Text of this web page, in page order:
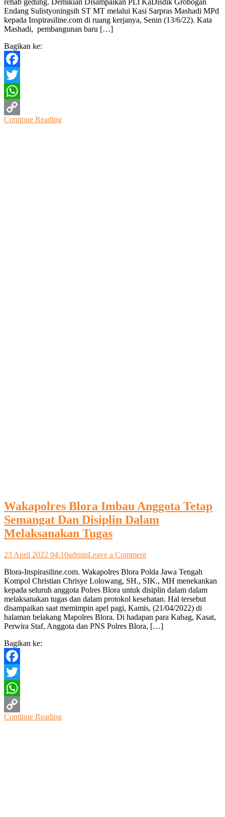
Disdik
Grobogan
Siap
Endang Sulistyoningsih ST MT melalui Kasi Sarpras Mashadi MPd
kepada Inspirasiline.com di ruang kerjanya, Senin (13/6/22). Kata
Mashadi, pembangunan baru […]
Bagikan ke:
Facebook
Twitter
WhatsApp
Copy
Continue Reading
Wakapolres Blora Imbau Anggota Tetap
Semangat Dan Disiplin Dalam
Melaksanakan Tugas
23 April 2022 04:10adminLeave a Commenton
Blora
Imbau
Anggota
Tetap
Semangat
Dan
Disiplin
Blora-Inspirasiline.com. Wakapolres Blora Polda Jawa Tengah
Kompol Christian Chrisye Lolowang, SH., SIK., MH menekankan
kepada seluruh anggota Polres Blora untuk disiplin dalam dalam
melaksanakan tugas dan dalam protokol kesehatan. Hal tersebut
disampaikan saat memimpin apel pagi, Kamis, (21/04/2022) di
halaman belakang Mapolres Blora. Di hadapan para Kabag, Kasat,
Perwira Staf, Anggota dan PNS Polres Blora, […]
Bagikan ke:
Facebook
Twitter
WhatsApp
Copy
Continue Reading